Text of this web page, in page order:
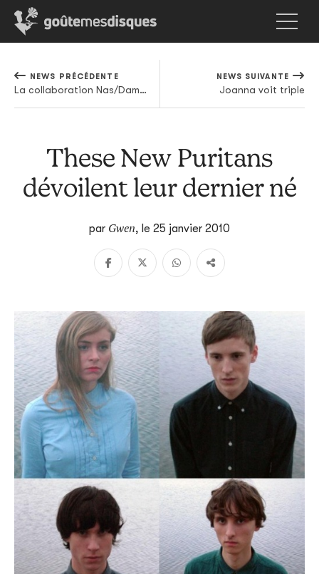
NEWS PRÉCÉDENTE
La collaboration Nas/Damian Marley voit enfin le jour
NEWS SUIVANTE
Joanna voit triple
These New Puritans
dévoilent leur dernier né
par Gwen, le 25 janvier 2010